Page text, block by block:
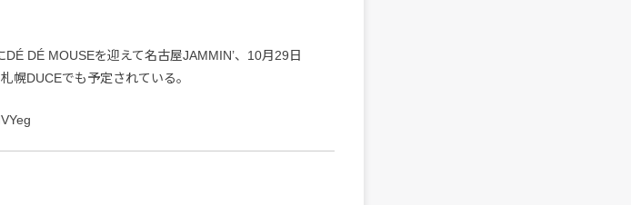
DÉ MOUSEを迎えて名古屋JAMMIN’、10月29日
幌DUCEでも予定されている。